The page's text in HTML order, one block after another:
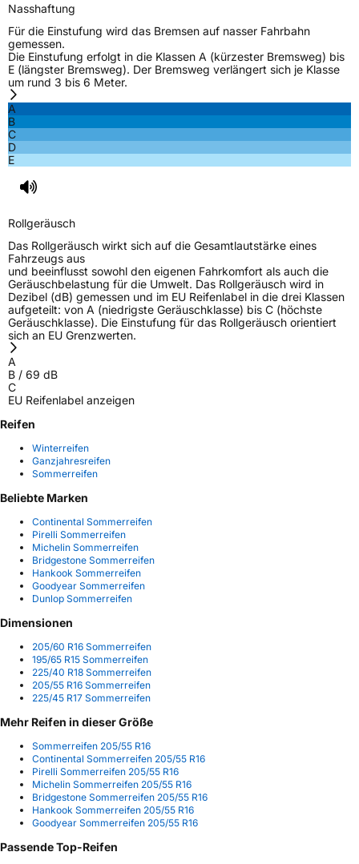
Nasshaftung
Für die Einstufung wird das Bremsen auf nasser Fahrbahn
gemessen.
Die Einstufung erfolgt in die Klassen A (kürzester Bremsweg) bis
E (längster Bremsweg). Der Bremsweg verlängert sich je Klasse
um rund 3 bis 6 Meter.
A
B
C
D
E
Rollgeräusch
Das Rollgeräusch wirkt sich auf die Gesamtlautstärke eines
Fahrzeugs aus
und beeinflusst sowohl den eigenen Fahrkomfort als auch die
Geräuschbelastung für die Umwelt. Das Rollgeräusch wird in
Dezibel (dB) gemessen und im EU Reifenlabel in die drei Klassen
aufgeteilt: von A (niedrigste Geräuschklasse) bis C (höchste
Geräuschklasse). Die Einstufung für das Rollgeräusch orientiert
sich an EU Grenzwerten.
A
B / 69 dB
C
EU Reifenlabel anzeigen
Reifen
Winterreifen
Ganzjahresreifen
Sommerreifen
Beliebte Marken
Continental Sommerreifen
Pirelli Sommerreifen
Michelin Sommerreifen
Bridgestone Sommerreifen
Hankook Sommerreifen
Goodyear Sommerreifen
Dunlop Sommerreifen
Dimensionen
205/60 R16 Sommerreifen
195/65 R15 Sommerreifen
225/40 R18 Sommerreifen
205/55 R16 Sommerreifen
225/45 R17 Sommerreifen
Mehr Reifen in dieser Größe
Sommerreifen 205/55 R16
Continental Sommerreifen 205/55 R16
Pirelli Sommerreifen 205/55 R16
Michelin Sommerreifen 205/55 R16
Bridgestone Sommerreifen 205/55 R16
Hankook Sommerreifen 205/55 R16
Goodyear Sommerreifen 205/55 R16
Passende Top-Reifen